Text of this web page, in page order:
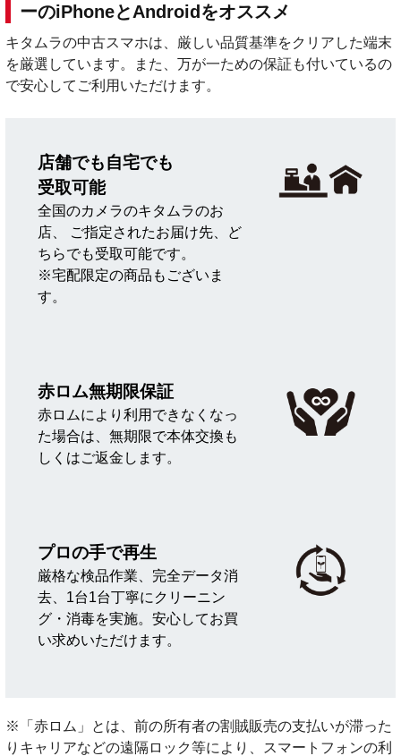
ーのiPhoneとAndroidをオススメ
キタムラの中古スマホは、厳しい品質基準をクリアした端末
を厳選しています。また、万が一ための保証も付いているの
で安心してご利用いただけます。
店舗でも自宅でも
受取可能
全国のカメラのキタムラのお
店、 ご指定されたお届け先、ど
ちらでも受取可能です。
※宅配限定の商品もございま
す。
赤ロム無期限保証
赤ロムにより利用できなくなっ
た場合は、無期限で本体交換も
しくはご返金します。
プロの手で再生
厳格な検品作業、完全データ消
去、1台1台丁寧にクリーニン
グ・消毒を実施。安心してお買
い求めいただけます。
※「赤ロム」とは、前の所有者の割賊販売の支払いが滞った
りキャリアなどの遠隔ロック等により、スマートフォンの利